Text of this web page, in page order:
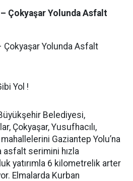
Çokyaşar Yolunda Asfalt
Çokyaşar Yolunda Asfalt
Yol !
Belediyesi,
Çokyaşar, Yusufhacılı,
Gaziantep Yolu’na
asfalt serimini hızla
yatırımla 6 kilometrelik arter
Elmalarda Kurban